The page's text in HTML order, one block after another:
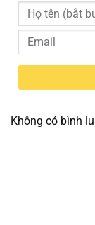
Không có bình